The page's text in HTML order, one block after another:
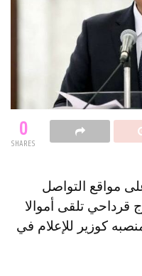
0
SHARES
مواقع التواصل
قرداحي تلقى أموالا
كوزير للإعلام في